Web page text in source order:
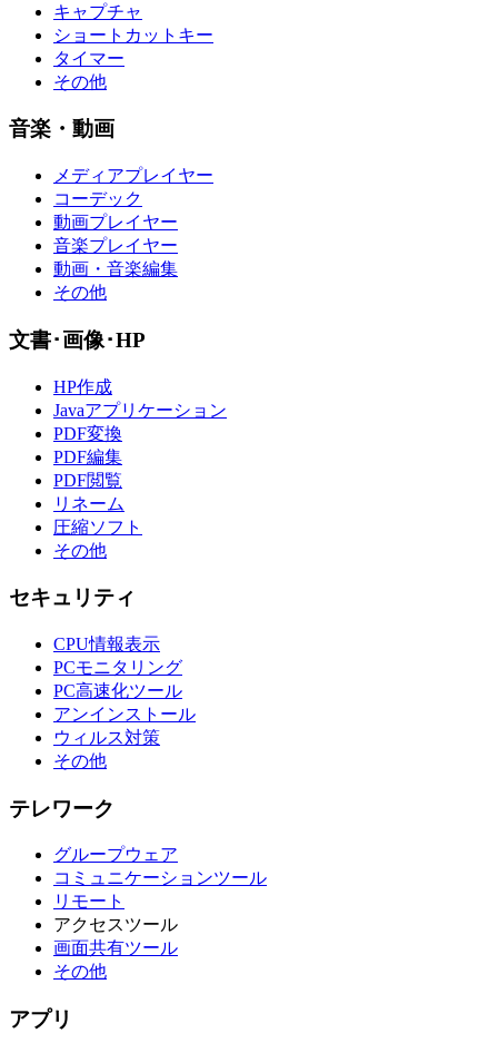
キャプチャ
ショートカットキー
タイマー
その他
音楽・動画
メディアプレイヤー
コーデック
動画プレイヤー
音楽プレイヤー
動画・音楽編集
その他
文書･画像･HP
HP作成
Javaアプリケーション
PDF変換
PDF編集
PDF閲覧
リネーム
圧縮ソフト
その他
セキュリティ
CPU情報表示
PCモニタリング
PC高速化ツール
アンインストール
ウィルス対策
その他
テレワーク
グループウェア
コミュニケーションツール
リモート
アクセスツール
画面共有ツール
その他
アプリ